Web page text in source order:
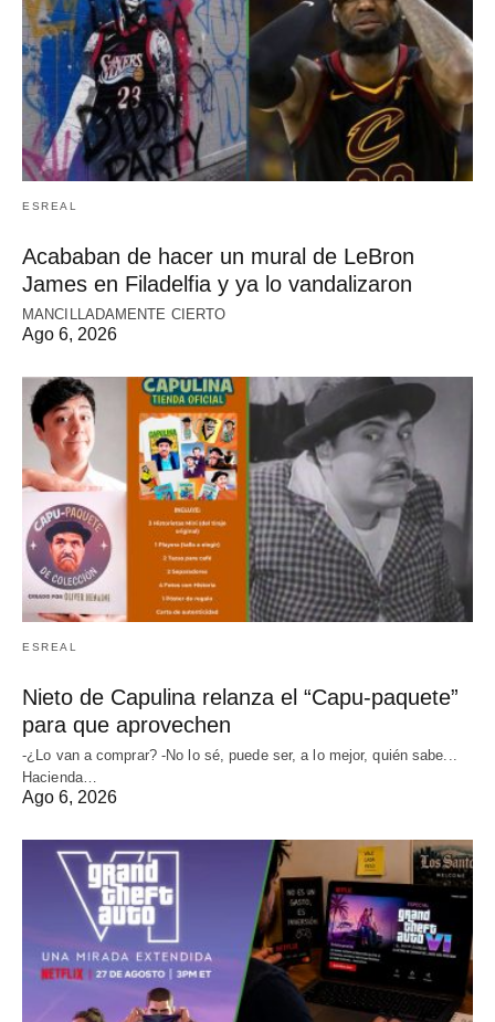
ESREAL
Acababan de hacer un mural de LeBron
James en Filadelfia y ya lo vandalizaron
MANCILLADAMENTE CIERTO
Ago 6, 2026
ESREAL
Nieto de Capulina relanza el “Capu-paquete”
para que aprovechen
-¿Lo van a comprar? -No lo sé, puede ser, a lo mejor, quién sabe...
Hacienda…
Ago 6, 2026